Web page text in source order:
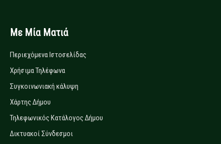
Με Μία Ματιά
Περιεχόμενα Ιστοσελίδας
Χρήσιμα Τηλέφωνα
Συγκοινωνιακή κάλυψη
Χάρτης Δήμου
Τηλεφωνικός Κατάλογος Δήμου
Δικτυακοί Σύνδεσμοι